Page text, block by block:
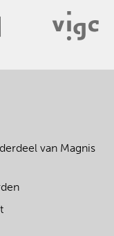
van Magnis